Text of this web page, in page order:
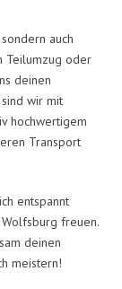
auch
Teilumzug oder
deinen
wir mit
hochwertigem
Transport
entspannt
freuen.
deinen
meistern!